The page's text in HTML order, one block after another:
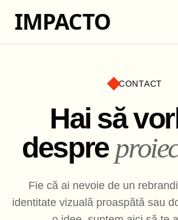
IMPACTO
CONTACT
Hai să
despre
Fie că ai nevoie de un
identitate vizuală proaspătă sau